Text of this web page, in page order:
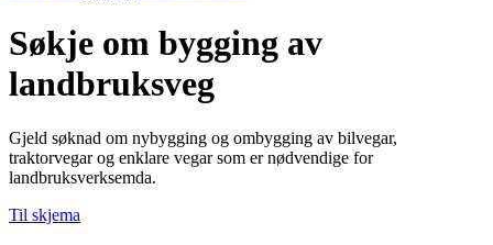
Søkje om bygging av
landbruksveg
Gjeld søknad om nybygging og ombygging av bilvegar,
traktorvegar og enklare vegar som er nødvendige for
landbruksverksemda.
Til skjema